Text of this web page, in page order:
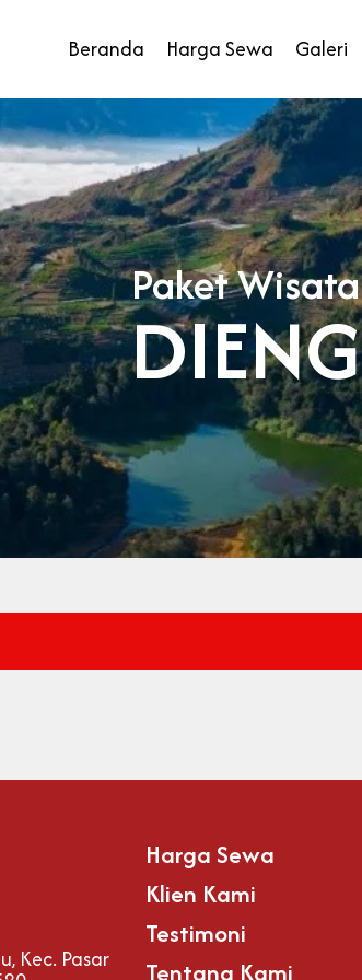
Beranda Harga Sewa Galeri
Paket Wisata
DIENG
Kec. Pasar
Harga Sewa
Klien Kami
Testimoni
Tentang Kami